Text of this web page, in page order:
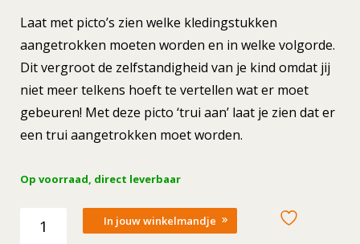
Laat met picto’s zien welke kledingstukken
aangetrokken moeten worden en in welke volgorde.
Dit vergroot de zelfstandigheid van je kind omdat jij
niet meer telkens hoeft te vertellen wat er moet
gebeuren! Met deze picto ‘trui aan’ laat je zien dat er
een trui aangetrokken moet worden.
Op voorraad, direct leverbaar
picto
In jouw winkelmandje